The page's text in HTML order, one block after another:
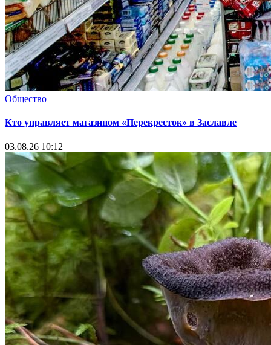
Общество
Кто управляет магазином «Перекресток» в Заславле
03.08.26 10:12